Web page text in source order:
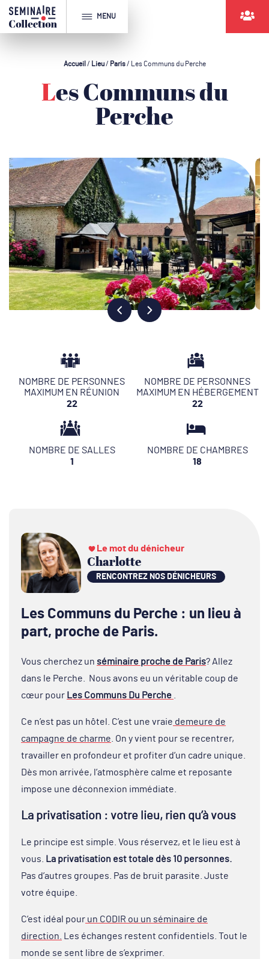
MENU
Accueil / Lieu/ Paris/ Les Communs du Perche
Les Communs du
Perche
NOMBRE DE PERSONNES
MAXIMUM EN RÉUNION
22
NOMBRE DE PERSONNES
MAXIMUM EN HÉBERGEMENT
22
NOMBRE DE SALLES
1
NOMBRE DE CHAMBRES
18
Le mot du dénicheur
Charlotte
RENCONTREZ NOS DÉNICHEURS
Les Communs du Perche : un lieu à
part, proche de Paris.
Vous cherchez un séminaire proche de Paris? Allez
dans le Perche. Nous avons eu un véritable coup de
cœur pour Les Communs Du Perche .
Ce n’est pas un hôtel. C’est une vraie demeure de
campagne de charme. On y vient pour se recentrer,
travailler en profondeur et profiter d’un cadre unique.
Dès mon arrivée, l’atmosphère calme et reposante
impose une déconnexion immédiate.
La privatisation : votre lieu, rien qu’à vous
Le principe est simple. Vous réservez, et le lieu est à
vous. La privatisation est totale dès 10 personnes.
Pas d’autres groupes. Pas de bruit parasite. Juste
votre équipe.
C’est idéal pour un CODIR ou un séminaire de
direction. Les échanges restent confidentiels. Tout le
monde se sent libre de s’exprimer.